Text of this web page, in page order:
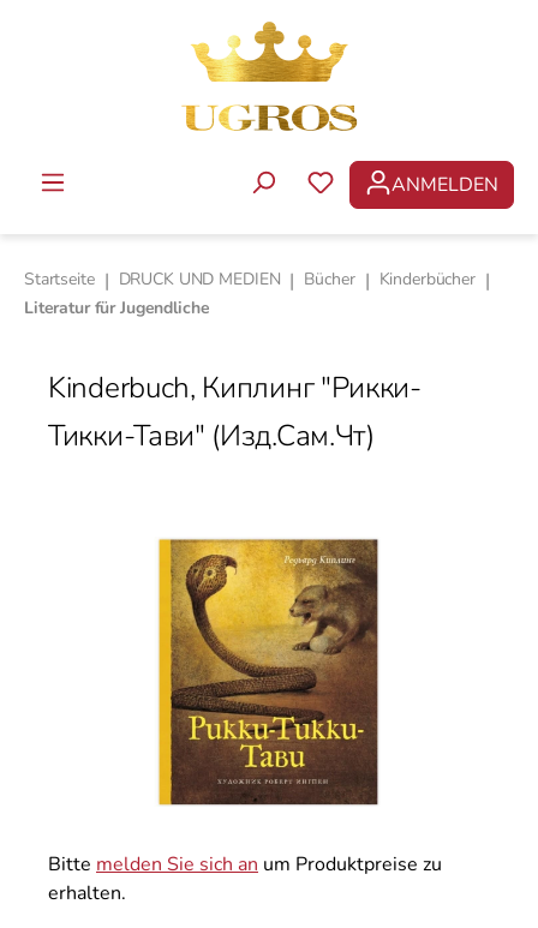
DU HAST 0
ANMELDEN
Startseite | DRUCK UND MEDIEN | Bücher | Kinderbücher |
Literatur für Jugendliche
Kinderbuch, Киплинг "Рикки-
Тикки-Тави" (Изд.Сам.Чт)
Bitte melden Sie sich an um Produktpreise zu
erhalten.